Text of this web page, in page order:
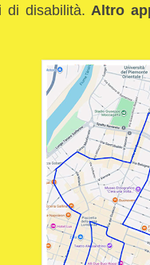
di disabilità. Altro